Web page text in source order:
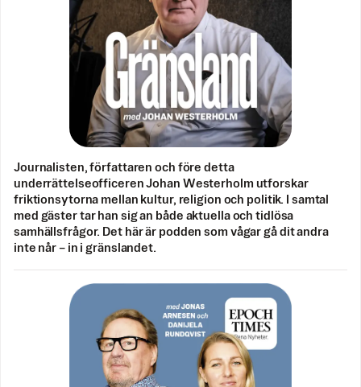
Journalisten, författaren och före detta
underrättelseofficeren Johan Westerholm utforskar
friktionsytorna mellan kultur, religion och politik. I samtal
med gäster tar han sig an både aktuella och tidlösa
samhällsfrågor. Det här är podden som vågar gå dit andra
inte når – in i gränslandet.